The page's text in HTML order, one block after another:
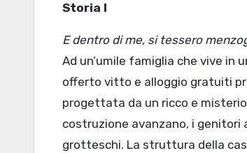
Storia I
E dentro di me, si tessero
Ad un’umile famiglia che vive in
offerto vitto e alloggio gratuiti
progettata da un ricco e
costruzione avanzano, i
grotteschi. La struttura della